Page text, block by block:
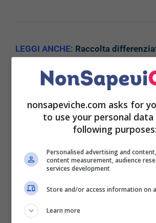
LEGGI ANCHE: Raccolta
trasparenza contabile, infatti, è
l’aspetto fondamentale e quello più
Come reagire e
La Corte di Cassazione, attraverso
19519 del 30 giugno 2020
nonsapeviche.com asks for
to use your personal
following purposes:
Personalised advertising and
content measurement, audience
services development
Store and/or access information on
Learn more